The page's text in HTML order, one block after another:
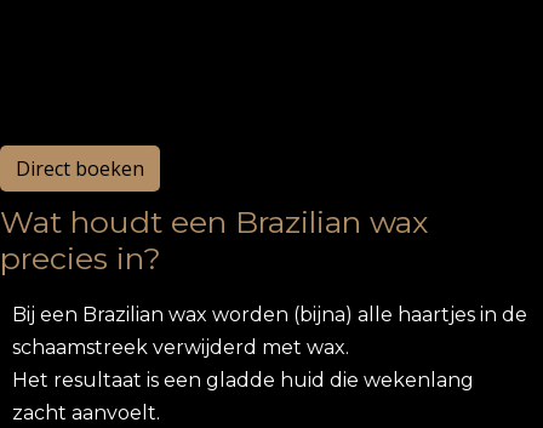
Direct boeken
Wat houdt een Brazilian wax
precies in?
Bij een Brazilian wax worden (bijna) alle haartjes in de
schaamstreek verwijderd met wax.
Het resultaat is een gladde huid die wekenlang
zacht aanvoelt.